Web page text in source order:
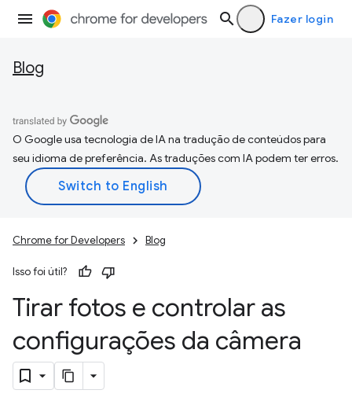
Fazer login
Blog
O Google usa tecnologia de IA na tradução de conteúdos para
seu idioma de preferência. As traduções com IA podem ter erros.
Chrome for Developers Blog
Isso foi útil?
Tirar fotos e controlar as
configurações da câmera